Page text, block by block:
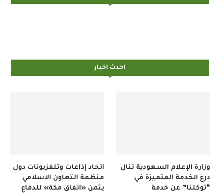
احدث اخبار
اتحاد إذاعات وتلفزيونات دول
منظمة التعاون الإسلامي
يثمن «اتفاق مكة» للدفاع
وزارة الإعلام السعودية تنال
درع الخدمة المتميزة في
“توكلنا” عن خدمة